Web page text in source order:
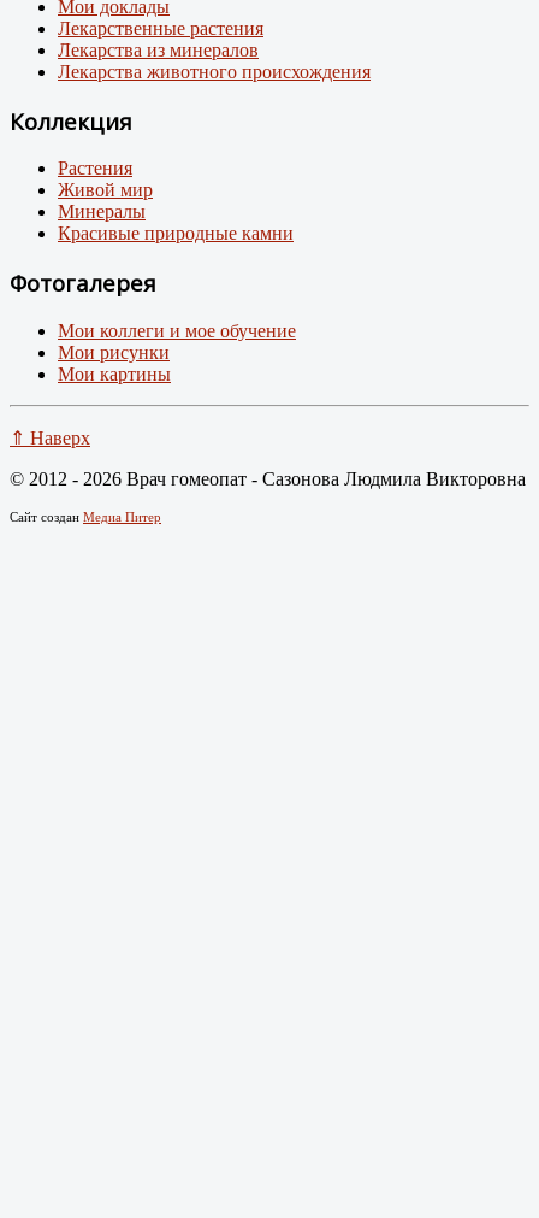
Мои доклады
Лекарственные растения
Лекарства из минералов
Лекарства животного происхождения
Коллекция
Растения
Живой мир
Минералы
Красивые природные камни
Фотогалерея
Мои коллеги и мое обучение
Мои рисунки
Мои картины
⇑ Наверх
© 2012 - 2026 Врач гомеопат - Сазонова Людмила Викторовна
Сайт создан Медиа Питер